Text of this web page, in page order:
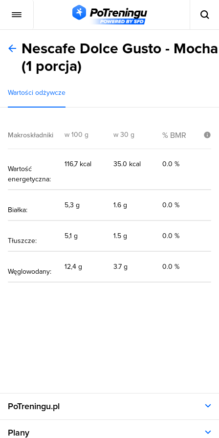
Nescafe Dolce Gusto - Mocha
(1 porcja)
Wartości odżywcze
Makroskładniki w 100 g w 30 g % BMR
Wartość
energetyczna:
116,7 kcal 35.0 kcal 0.0 %
Białka:
5,3 g 1.6 g 0.0 %
Tłuszcze:
5,1 g 1.5 g 0.0 %
Węglowodany:
12,4 g 3.7 g 0.0 %
PoTreningu.pl
Plany